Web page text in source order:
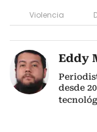
Violencia
Eddy
desde